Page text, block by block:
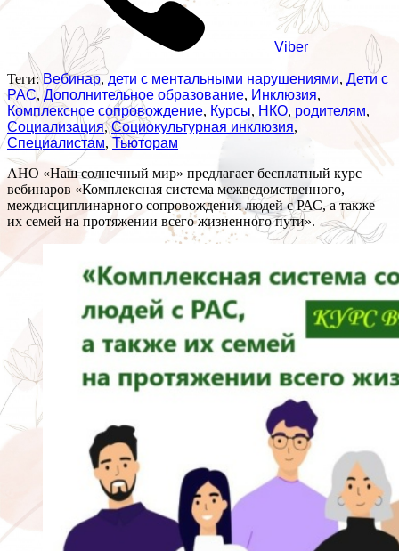
Viber
Теги:Вебинар,дети с ментальными нарушениями, Дети с
РАС, Дополнительное образование, Инклюзия,
Комплексное сопровождение, Курсы, НКО, родителям,
Социализация,Социокультурная инклюзия,
Специалистам,Тьюторам
АНО «Наш солнечный мир» предлагает бесплатный курс
вебинаров «Комплексная система межведомственного,
междисциплинарного сопровождения людей с РАС, а также
их семей на протяжении всего жизненного пути».